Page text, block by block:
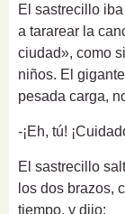
El sastrecillo
a tararear la
ciudad», como
niños. El
pesada carga,
-¡Eh, tú!
El sastrecillo
los dos brazos,
tiempo, y dijo: